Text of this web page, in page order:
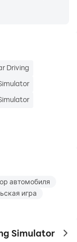
Driving
автомобиля
игра
Simulator to